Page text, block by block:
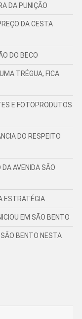
DA PUNIÇÃO
DA CESTA
DO BECO
TRÉGUA, FICA
E FOTOPRODUTOS
DO RESPEITO
AVENIDA SÃO
ESTRATÉGIA
EM SÃO BENTO
BENTO NESTA